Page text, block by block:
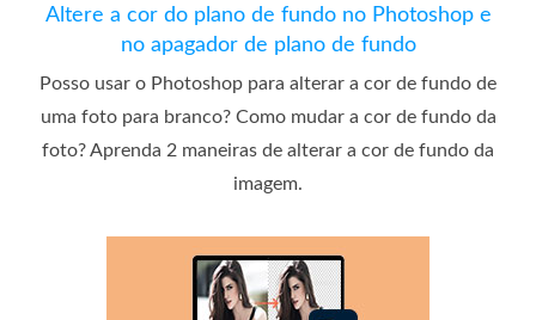
Altere a cor do plano de fundo no Photoshop e
no apagador de plano de fundo
Posso usar o Photoshop para alterar a cor de fundo de
uma foto para branco? Como mudar a cor de fundo da
foto? Aprenda 2 maneiras de alterar a cor de fundo da
imagem.